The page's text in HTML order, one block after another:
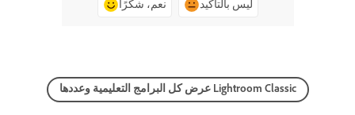
نعم، شكرًا ليس بالتأكيد
عرض كل البرامج التعليمية وعددها Lightroom Classic